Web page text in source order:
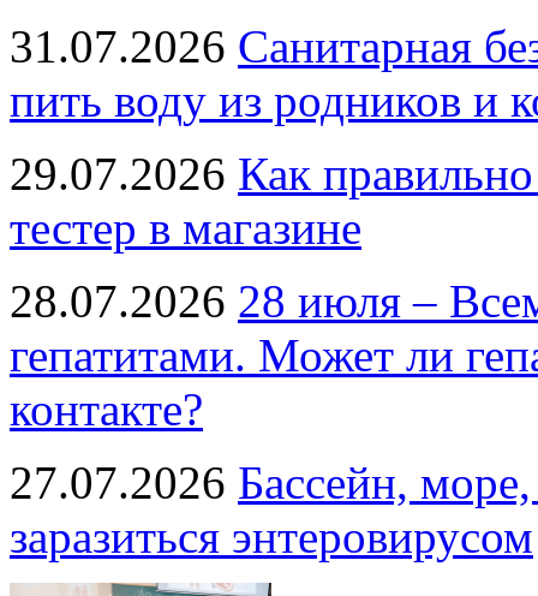
31.07.2026 Санитарная
пить воду из родников и
29.07.2026 Как
тестер в магазине
28.07.2026 28 июля –
гепатитами. Может ли
контакте?
27.07.2026 Бассейн,
заразиться энтеровирусом